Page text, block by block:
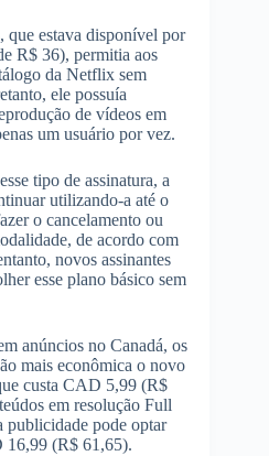
que estava disponível por
R$ 36), permitia aos
da Netflix sem
ele possuía
de vídeos em
um usuário por vez.
tipo de assinatura, a
utilizando-a até o
o cancelamento ou
de acordo com
novos assinantes
esse plano básico sem
anúncios no Canadá, os
mais econômica o novo
custa CAD 5,99 (R$
em resolução Full
publicidade pode optar
16,99 (R$ 61,65).